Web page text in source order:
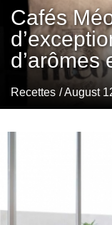
Cafés
d’arômes
Recettes / August